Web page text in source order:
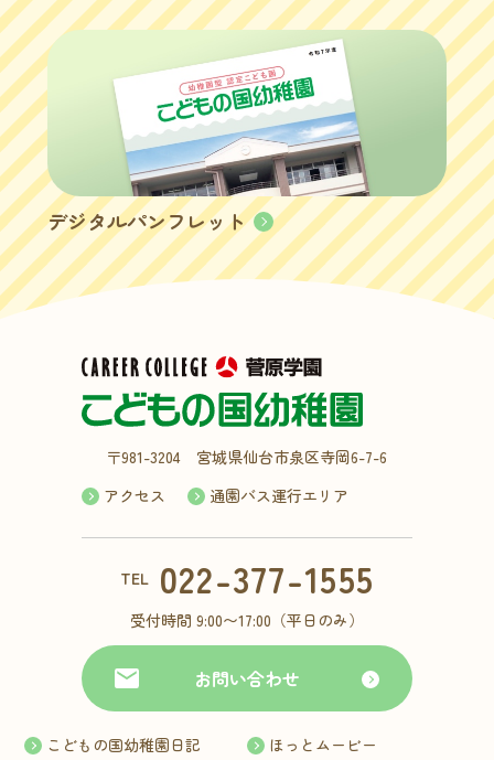
デジタルパンフレット
〒981-3204 宮城県仙台市泉区寺岡6-7-6
アクセス
通園バス運行エリア
TEL 022-377-1555
受付時間 9:00〜17:00（平日のみ）
お問い合わせ
こどもの国幼稚園日記 ほっとムービー